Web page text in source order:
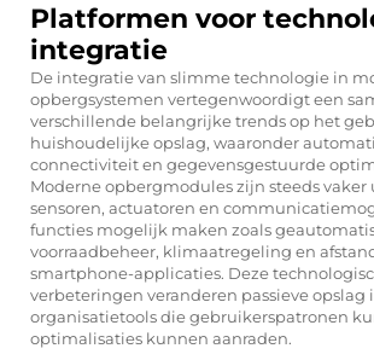
Platformen voor
integratie
De integratie van slimme technologie in
opbergsystemen vertegenwoordigt een
verschillende belangrijke trends op het
huishoudelijke opslag, waaronder
connectiviteit en gegevensgestuurde
Moderne opbergmodules zijn steeds
sensoren, actuatoren en
functies mogelijk maken zoals
voorraadbeheer, klimaatregeling en
smartphone-applicaties. Deze
verbeteringen veranderen passieve opslag
organisatietools die gebruikerspatronen
optimalisaties kunnen aanraden.